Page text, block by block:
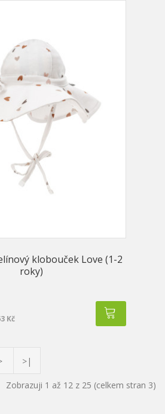
klobouček Love (1-2
roky)
Kč
>|
Zobrazuji 1 až 12 z 25 (celkem stran 3)